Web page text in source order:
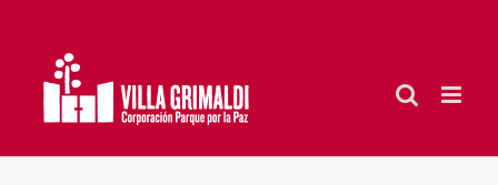
contenido